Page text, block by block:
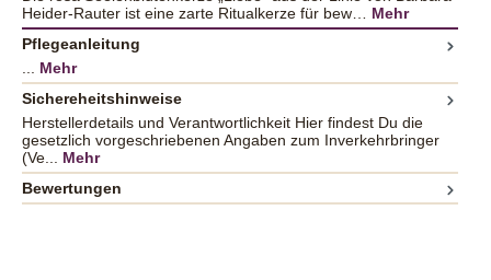
Heider-Rauter ist eine zarte Ritualkerze für bew… Mehr
Pflegeanleitung
Mehr
Sichereheitshinweise
Herstellerdetails und Verantwortlichkeit Hier findest Du die
gesetzlich vorgeschriebenen Angaben zum Inverkehrbringer
(Ve... Mehr
Bewertungen